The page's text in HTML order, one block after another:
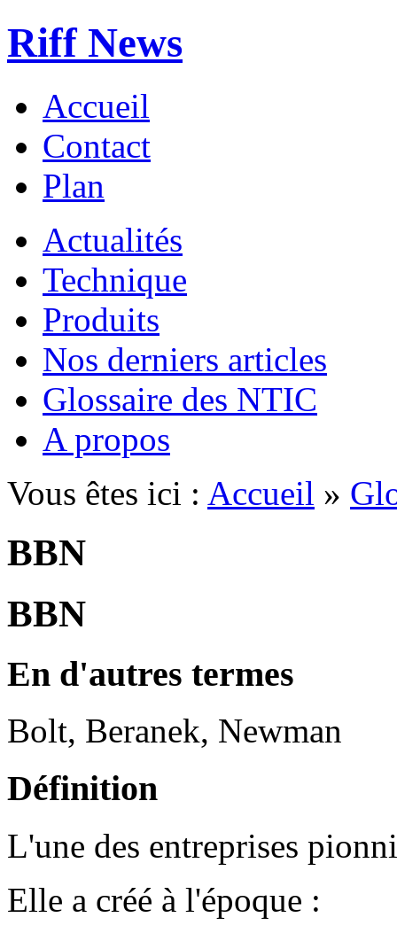
Riff News
Accueil
Contact
Plan
Actualités
Technique
Produits
Nos derniers articles
Glossaire des NTIC
A propos
Vous êtes ici : Accueil »
BBN
BBN
En d'autres termes
Bolt, Beranek, Newman
Définition
L'une des entreprises
Elle a créé à l'époque :